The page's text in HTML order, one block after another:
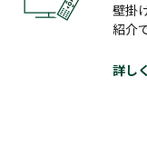
壁掛
紹介
詳し